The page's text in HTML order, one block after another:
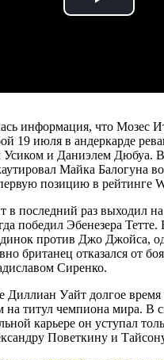
Play
информация, что Мозес
19 июля в андеркарде
Усиком и Даниэлем Дюбуа.
Майка Балогуна
позицию в рейтинге
в последний раз выходил
победил Эбенезера
против Джо Джойса,
британец отказался от
Сиренко.
Диллиан Уайт долгое
на титул чемпиона мира. В
карьере он уступал
Поветкину и